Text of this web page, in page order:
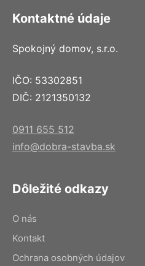
Kontaktné údaje
Spokojný domov, s.r.o.
IČO: 53302851
DIČ: 2121350132
0911 655 512
info@dobra-stavba.sk
Dôležité odkazy
O nás
Kontakt
Ochrana osobných údajov